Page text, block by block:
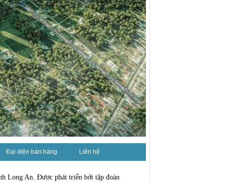
Đại diện bán hàng Liên hệ
Long An. Được phát triển bởi tập đoàn